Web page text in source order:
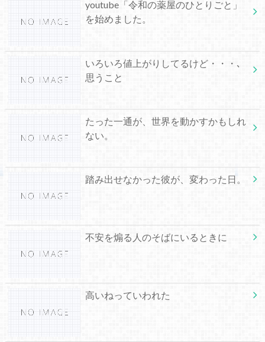
youtube「令和の薬屋のひとりごと」
を始めました。
いろいろ値上がりしてるけど・・・､
思うこと
たった一通が、世界を動かすかもしれ
ない。
踏み出せなかった彼が、変わった日。
不安を煽る人のそばにいるときに
高いねっていわれた